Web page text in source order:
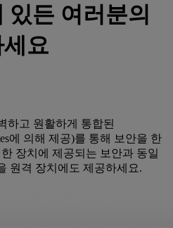
있든 여러분의
요
하고 원활하게 통합된
에 의해 제공)를 통해 보안을 한
장치에 제공되는 보안과 동일
원격 장치에도 제공하세요.